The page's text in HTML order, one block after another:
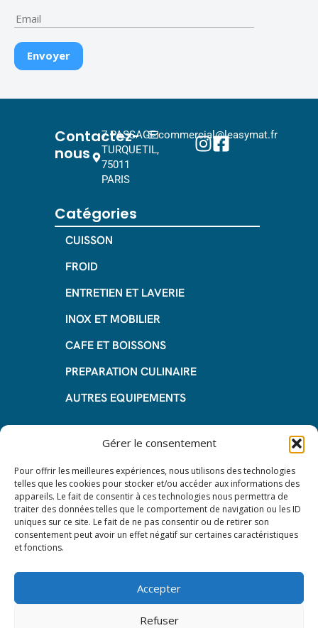
Gérer le consentement
Pour offrir les meilleures expériences, nous utilisons des technologies
telles que les cookies pour stocker et/ou accéder aux informations des
appareils. Le fait de consentir à ces technologies nous permettra de
traiter des données telles que le comportement de navigation ou les ID
uniques sur ce site. Le fait de ne pas consentir ou de retirer son
consentement peut avoir un effet négatif sur certaines caractéristiques
et fonctions.
Accepter
Refuser
Contactez-
nous
7 PASSAGE
TURQUETIL,
75011
PARIS
commercial@leasymat.fr
Catégories
CUISSON
FROID
ENTRETIEN ET LAVERIE
INOX ET MOBILIER
CAFE ET BOISSONS
PREPARATION CULINAIRE
AUTRES EQUIPEMENTS
Informations
Questions fréquentes
Les avantages de la LOA
Les étapes du leasing de matériel
de restauration
Mentions Légales
Protection des données – RGPD